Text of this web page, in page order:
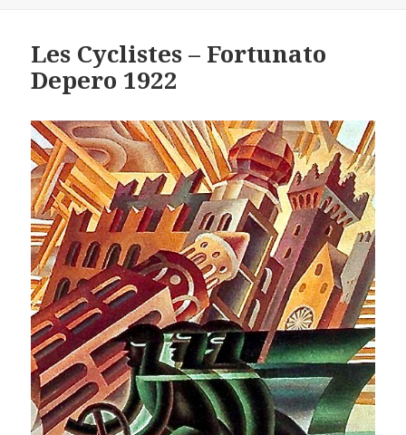
Les Cyclistes – Fortunato
Depero 1922